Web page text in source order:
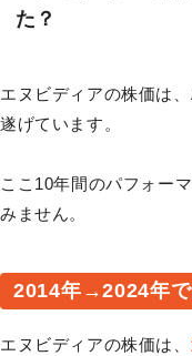
た？
エヌビディアの株価は
遂げています。
ここ10年間のパフォー
みません。
2014年→2024年
エヌビディアの株価は、